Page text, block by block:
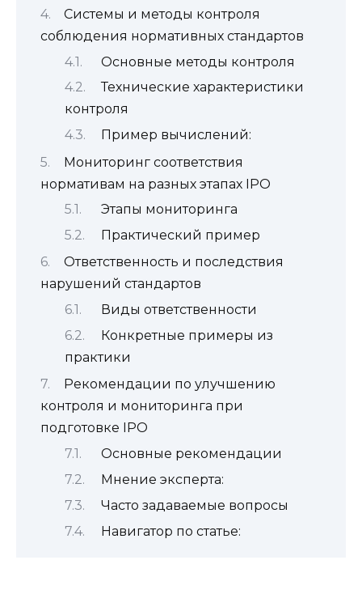
Системы и методы контроля
соблюдения нормативных стандартов
Основные методы контроля
Технические характеристики
контроля
Пример вычислений:
Мониторинг соответствия
нормативам на разных этапах IPO
Этапы мониторинга
Практический пример
Ответственность и последствия
нарушений стандартов
Виды ответственности
Конкретные примеры из
практики
Рекомендации по улучшению
контроля и мониторинга при
подготовке IPO
Основные рекомендации
Мнение эксперта:
Часто задаваемые вопросы
Навигатор по статье: